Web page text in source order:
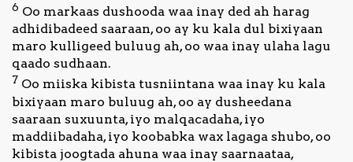
6 Oo markaas dushooda waa inay ded ah harag
adhidibadeed saaraan, oo ay ku kala dul bixiyaan
maro kulligeed buluug ah, oo waa inay ulaha lagu
qaado sudhaan.
7 Oo miiska kibista tusniintana waa inay ku kala
bixiyaan maro buluug ah, oo ay dusheedana
saaraan suxuunta, iyo malqacadaha, iyo
maddiibadaha, iyo koobabka wax lagaga shubo, oo
kibista joogtada ahuna waa inay saarnaataa,